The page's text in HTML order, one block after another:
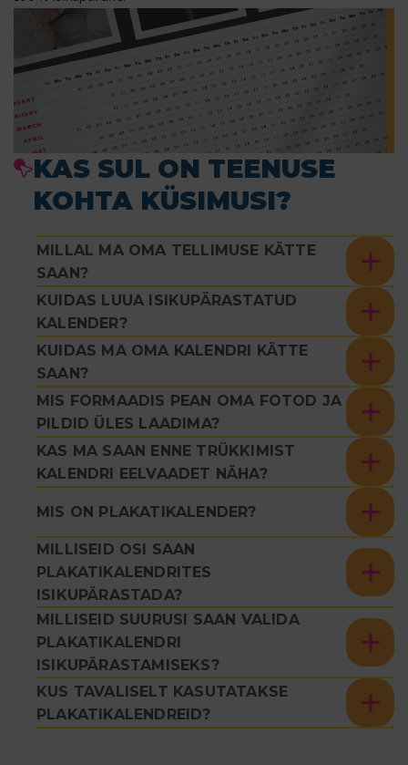
KAS SUL ON TEENUSE
KOHTA KÜSIMUSI?
MILLAL MA OMA TELLIMUSE KÄTTE
SAAN?
KUIDAS LUUA ISIKUPÄRASTATUD
KALENDER?
KUIDAS MA OMA KALENDRI KÄTTE
SAAN?
MIS FORMAADIS PEAN OMA FOTOD JA
PILDID ÜLES LAADIMA?
KAS MA SAAN ENNE TRÜKKIMIST
KALENDRI EELVAADET NÄHA?
MIS ON PLAKATIKALENDER?
MILLISEID OSI SAAN
PLAKATIKALENDRITES
ISIKUPÄRASTADA?
MILLISEID SUURUSI SAAN VALIDA
PLAKATIKALENDRI
ISIKUPÄRASTAMISEKS?
KUS TAVALISELT KASUTATAKSE
PLAKATIKALENDREID?